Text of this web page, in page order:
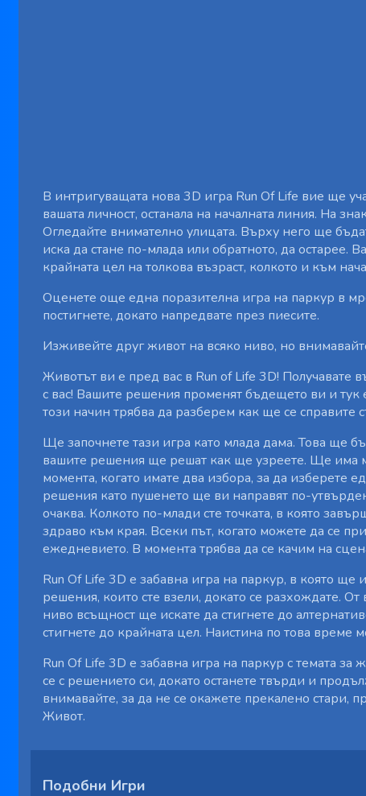
В интригуващата нова 3D игра Run Of Life вие ще
вашата личност, останала на началната линия. На
Огледайте внимателно улицата. Върху него ще
иска да стане по-млада или обратното, да остарее.
крайната цел на толкова възраст, колкото и към
Оценете още една поразителна игра на паркур в
постигнете, докато напредвате през пиесите.
Изживейте друг живот на всяко ниво, но
Животът ви е пред вас в Run of Life 3D! Получавате
с вас! Вашите решения променят бъдещето ви и
този начин трябва да разберем как ще се справите
Ще започнете тази игра като млада дама. Това ще
вашите решения ще решат как ще узреете. Ще има
момента, когато имате два избора, за да изберете
решения като пушенето ще ви направят по-
очаква. Колкото по-млади сте точката, в която
здраво към края. Всеки път, когато можете да се
ежедневието. В момента трябва да се качим на
Run Of Life 3D е забавна игра на паркур, в която
решения, които сте взели, докато се разхождате.
ниво всъщност ще искате да стигнете до
стигнете до крайната цел. Наистина по това
Run Of Life 3D е забавна игра на паркур с темата
се с решението си, докато останете твърди и
внимавайте, за да не се окажете прекалено стари,
Живот.
Подобни Игри